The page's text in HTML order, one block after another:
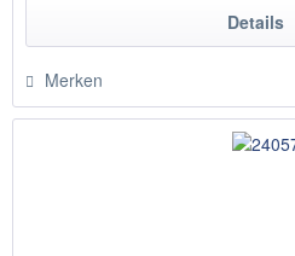
Details
Merken